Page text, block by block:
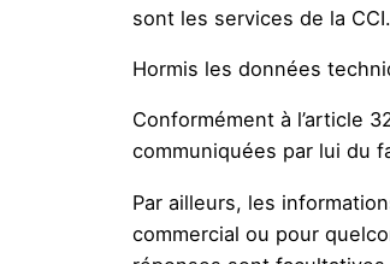
sont les services de la CCI.
Hormis les données
Conformément à l’article
communiquées par lui du
Par ailleurs, les
commercial ou pour